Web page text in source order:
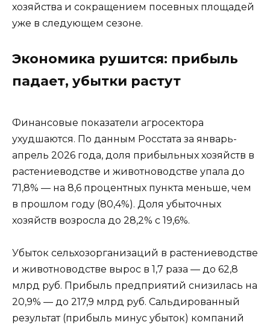
хозяйства и сокращением посевных площадей
уже в следующем сезоне.
Экономика рушится: прибыль
падает, убытки растут
Финансовые показатели агросектора
ухудшаются. По данным Росстата за январь-
апрель 2026 года, доля прибыльных хозяйств в
растениеводстве и животноводстве упала до
71,8% — на 8,6 процентных пункта меньше, чем
в прошлом году (80,4%). Доля убыточных
хозяйств возросла до 28,2% с 19,6%.
Убыток сельхозорганизаций в растениеводстве
и животноводстве вырос в 1,7 раза — до 62,8
млрд руб. Прибыль предприятий снизилась на
20,9% — до 217,9 млрд руб. Сальдированный
результат (прибыль минус убыток) компаний